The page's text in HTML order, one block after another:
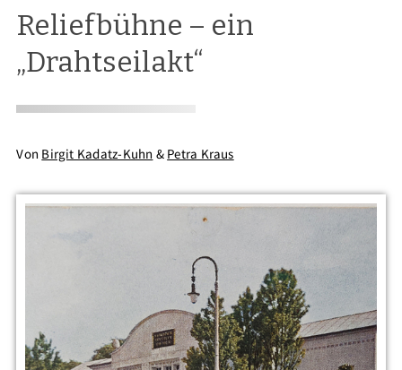
Reliefbühne – ein
„Drahtseilakt“
Von Birgit Kadatz-Kuhn & Petra Kraus